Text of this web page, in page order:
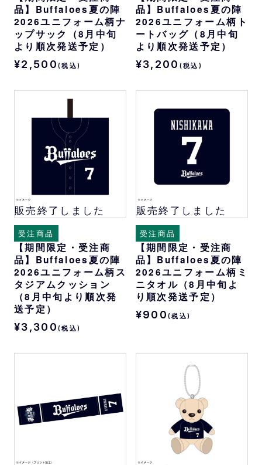
品】Buffaloes夏の陣
2026ユニフォーム柄ナ
ップサック（8月中旬
より順次発送予定）
¥2,500 (税込)
品】Buffaloes夏の陣
2026ユニフォーム柄ト
ートバッグ（8月中旬
より順次発送予定）
¥3,200 (税込)
販売終了しました
受注商品
【期間限定・受注商
品】Buffaloes夏の陣
2026ユニフォーム柄ス
タジアムクッション
（8月中旬より順次発
送予定）
¥3,300 (税込)
販売終了しました
受注商品
【期間限定・受注商
品】Buffaloes夏の陣
2026ユニフォーム柄ミ
ニタオル（8月中旬よ
り順次発送予定）
¥900(税込)